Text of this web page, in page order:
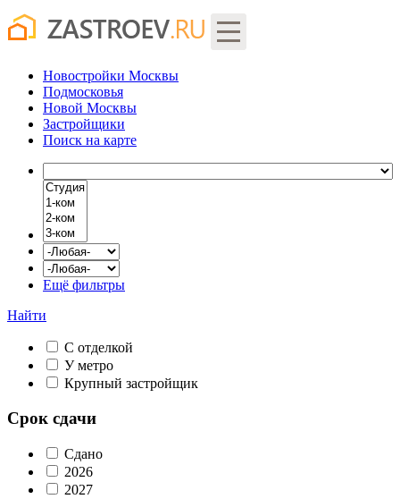
Новостройки Москвы
Подмосковья
Новой Москвы
Застройщики
Поиск на карте
Ещё фильтры
Найти
С отделкой
У метро
Крупный застройщик
Срок сдачи
Сдано
2026
2027